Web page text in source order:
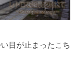
目が止まったこち